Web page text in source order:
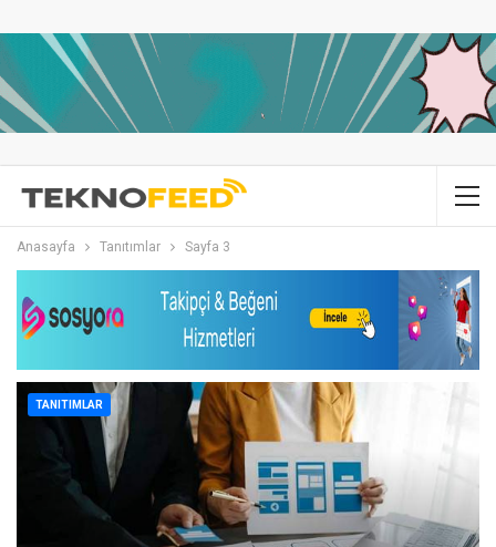
Anasayfa Tanıtımlar Sayfa 3
TANITIMLAR